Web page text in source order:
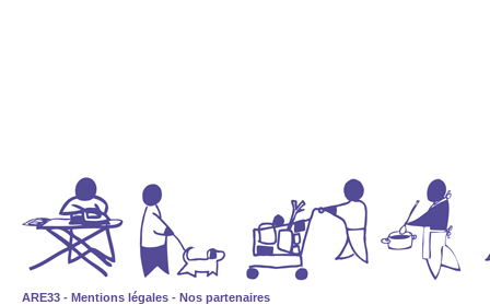
ARE33 - Mentions légales - Nos partenaires